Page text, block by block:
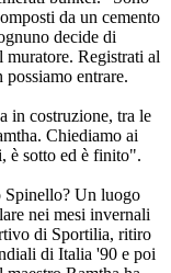
da un cemento
decide di
Registrati al
entrare.
in costruzione, tra le
Chiediamo ai
è sotto ed è finito".
Spinello? Un luogo
nei mesi invernali
di Sportilia, ritiro
di Italia '90 e poi